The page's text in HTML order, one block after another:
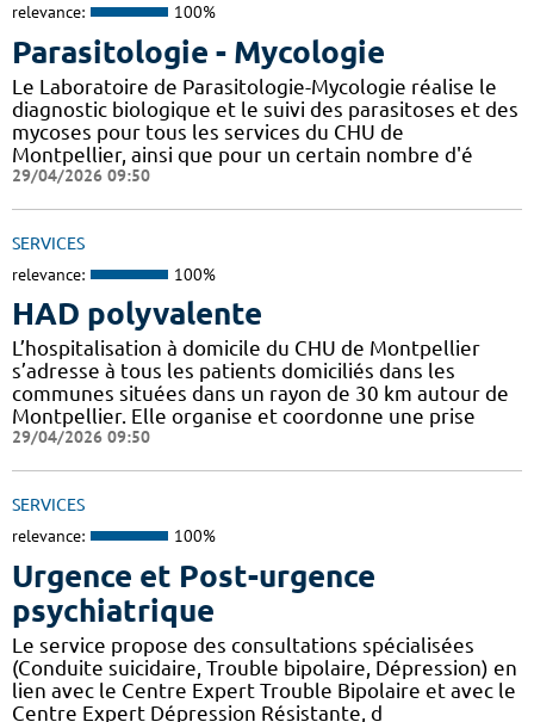
relevance: 100%
Parasitologie - Mycologie
Le Laboratoire de Parasitologie-Mycologie réalise le
diagnostic biologique et le suivi des parasitoses et des
mycoses pour tous les services du CHU de
Montpellier, ainsi que pour un certain nombre d'é
29/04/2026 09:50
SERVICES
relevance: 100%
HAD polyvalente
L’hospitalisation à domicile du CHU de Montpellier
s’adresse à tous les patients domiciliés dans les
communes situées dans un rayon de 30 km autour de
Montpellier. Elle organise et coordonne une prise
29/04/2026 09:50
SERVICES
relevance: 100%
Urgence et Post-urgence
psychiatrique
Le service propose des consultations spécialisées
(Conduite suicidaire, Trouble bipolaire, Dépression) en
lien avec le Centre Expert Trouble Bipolaire et avec le
Centre Expert Dépression Résistante, d